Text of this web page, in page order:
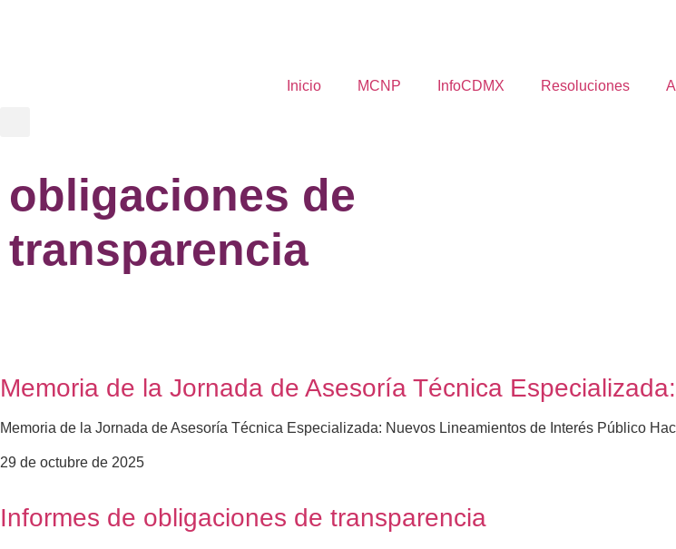
Inicio MCNP InfoCDMX Resoluciones
obligaciones de
transparencia
Memoria de la Jornada de Asesoría Técnica
Memoria de la Jornada de Asesoría Técnica Especializada: Nuevos Lineamientos de Interés Público
29 de octubre de 2025
Informes de obligaciones de transparencia